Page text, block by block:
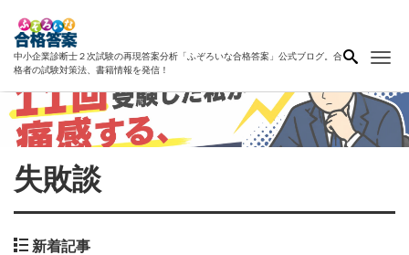
中小企業診断士２次試験の再現答案分析「ふぞろいな合格答案」公式ブログ。合
格者の試験対策法、書籍情報を発信！
失敗談
新着記事